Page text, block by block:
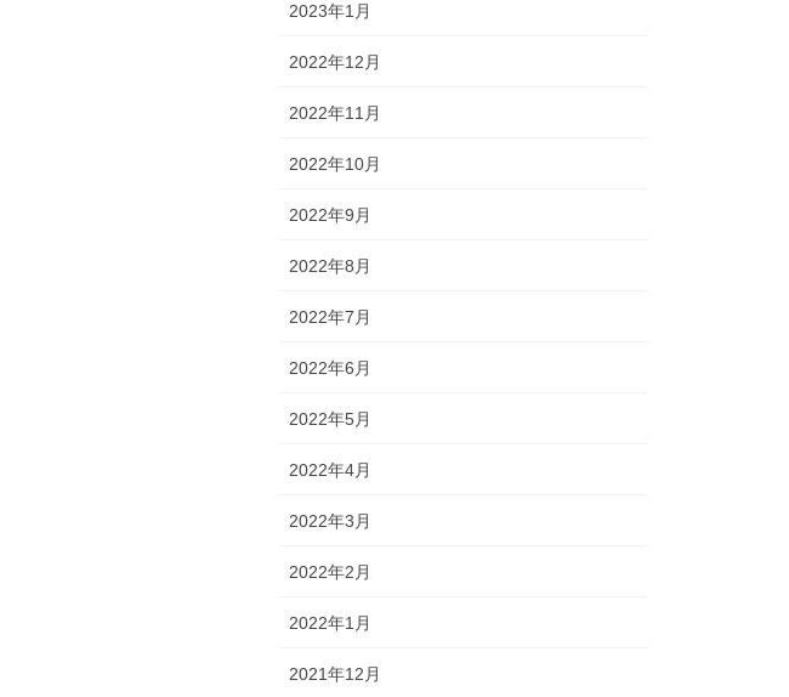
2023年1月
2022年12月
2022年11月
2022年10月
2022年9月
2022年8月
2022年7月
2022年6月
2022年5月
2022年4月
2022年3月
2022年2月
2022年1月
2021年12月